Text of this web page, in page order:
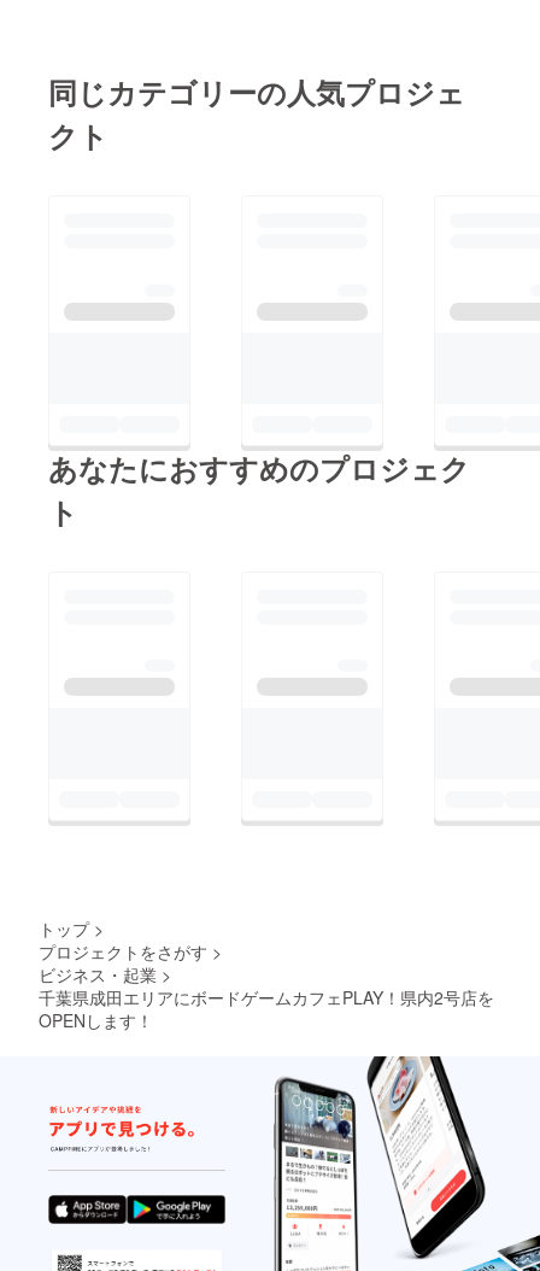
す。ご飯は成田富里の
美味しいものを食べま
内装を完成させて仕入
の感謝を還元するため
係なく！しっかりお店
様にお会いできるのを
の為休業させて頂きま
す。再オープンは6月
12日（土）を予定して
おります。成田富里店
定しております。皆様
のご予約・ご来店お待
ちしてます！PLAY代
ます。
同じカテゴリーの人気プロジェ
クト
あなたにおすすめのプロジェク
ト
トップ >
プロジェクトをさがす >
ビジネス・起業 >
千葉県成田エリアにボードゲームカフェPLAY！県内2号店を
OPENします！